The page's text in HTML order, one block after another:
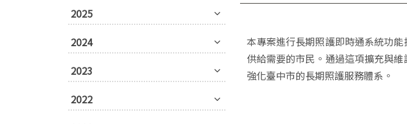
本專案進行長期照護即時通系統功
供給需要的市民。通過這項擴充與
強化臺中市的長期照護服務體系。
2025
2024
2023
2022